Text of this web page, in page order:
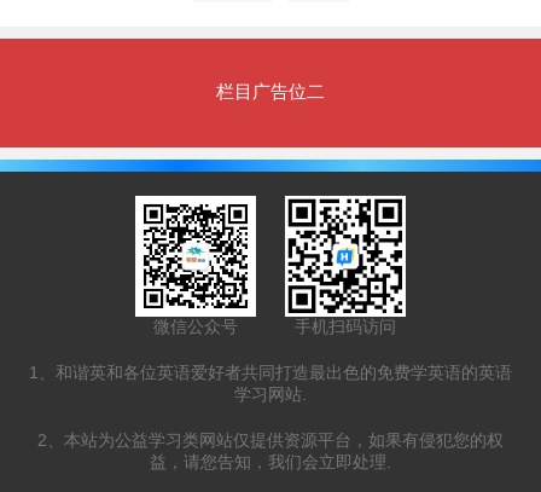
栏目广告位二
微信公众号 手机扫码访问
1、和谐英和各位英语爱好者共同打造最出色的免费学英语的英语
学习网站.
2、本站为公益学习类网站仅提供资源平台，如果有侵犯您的权
益，请您告知，我们会立即处理.